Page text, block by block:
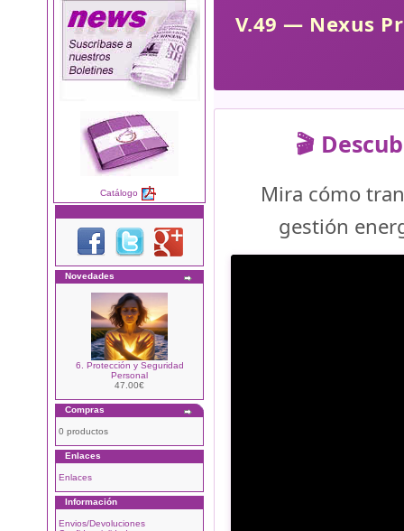
Catálogo
Novedades
6. Protección y Seguridad
Personal
47.00€
Compras
0 productos
Enlaces
Enlaces
Información
Envios/Devoluciones
V.49 — Nexus
🎬
Mira cómo
gestión